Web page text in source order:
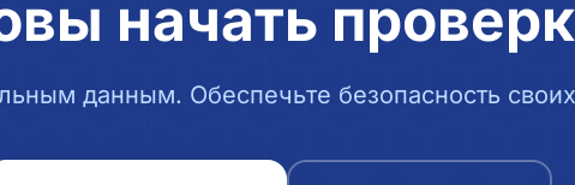
начать
данным. Обеспечьте безопасность